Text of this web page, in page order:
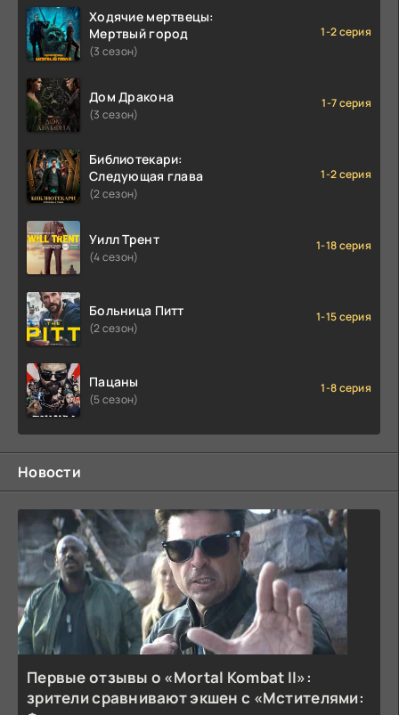
Ходячие мертвецы:
Мертвый город
(3 сезон)
1-2 серия
Дом Дракона
(3 сезон)
1-7 серия
Библиотекари:
Следующая глава
(2 сезон)
1-2 серия
Уилл Трент
(4 сезон)
1-18 серия
Больница Питт
(2 сезон)
1-15 серия
Пацаны
(5 сезон)
1-8 серия
Новости
Первые отзывы о «Mortal Kombat II»:
зрители сравнивают экшен с «Мстителями: